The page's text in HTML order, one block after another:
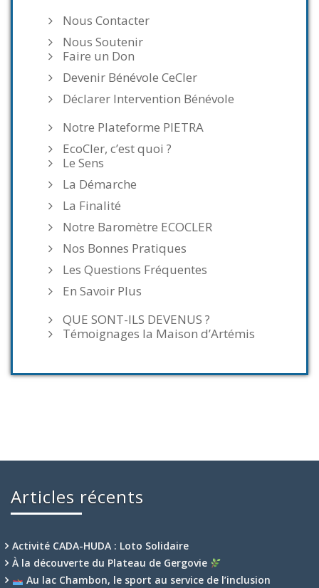
Nous Contacter
Nous Soutenir
Faire un Don
Devenir Bénévole CeCler
Déclarer Intervention Bénévole
Notre Plateforme PIETRA
EcoCler, c’est quoi ?
Le Sens
La Démarche
La Finalité
Notre Baromètre ECOCLER
Nos Bonnes Pratiques
Les Questions Fréquentes
En Savoir Plus
QUE SONT-ILS DEVENUS ?
Témoignages la Maison d’Artémis
Articles récents
Activité CADA-HUDA : Loto Solidaire
À la découverte du Plateau de Gergovie
Au lac Chambon, le sport au service de l’inclusion